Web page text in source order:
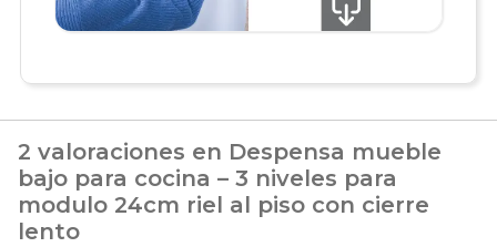
2 valoraciones en Despensa mueble
bajo para cocina – 3 niveles para
modulo 24cm riel al piso con cierre
lento